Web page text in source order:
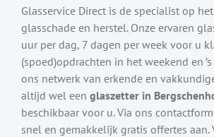
Glasservice Direct is de specialist op
glasschade en herstel. Onze ervaren
uur per dag, 7 dagen per week voor u
(spoed)opdrachten in het weekend en
ons netwerk van erkende en
altijd wel een glaszetter in
beschikbaar voor u. Via ons
snel en gemakkelijk gratis offertes aan.